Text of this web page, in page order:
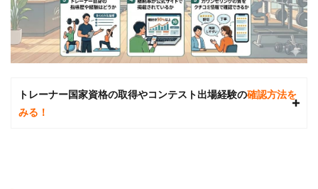
性の高さ
が人気
5.3
あわ
たい
関連
記事
トレーナー国家資格の取得やコンテスト出場経験の確認方法を
みる！